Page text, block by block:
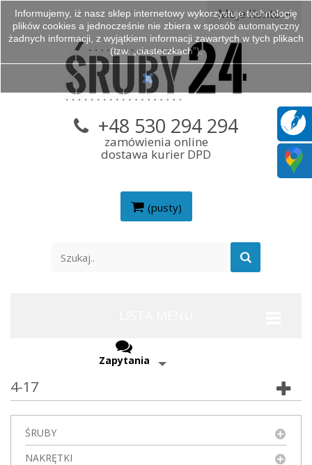
Moje Konto
(pusty)
+48 530 294 294
zamówienia online
dostawa kurier DPD
Zapytania
4-17
ŚRUBY
NAKRĘTKI
Informujemy, iż nasz sklep internetowy wykorzystuje technologię
plików cookies a jednocześnie nie zbiera w sposób automatyczny
żadnych informacji, z wyjątkiem informacji zawartych w tych plikach
(tzw. „ciasteczkach”).